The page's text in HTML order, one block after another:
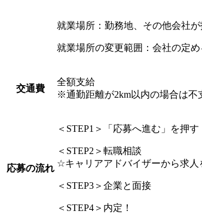
就業場所：勤務地、その他会社が
就業場所の変更範囲：会社の定
交通費
全額支給
※通勤距離が2km以内の場合は不
応募の流れ
＜STEP1＞「応募へ進む」を押す
＜STEP2＞転職相談
☆キャリアアドバイザーから求人
＜STEP3＞企業と面接
＜STEP4＞内定！